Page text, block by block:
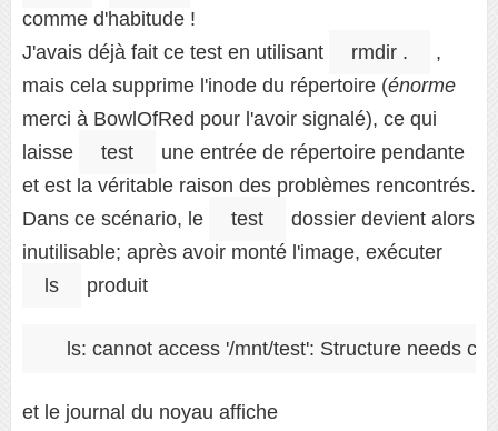
comme d'habitude !
J'avais déjà fait ce test en utilisant
rmdir .
,
mais cela supprime l'inode du répertoire (énorme
merci à BowlOfRed pour l'avoir signalé), ce qui
laisse
test
une entrée de répertoire pendante
et est la véritable raison des problèmes rencontrés.
Dans ce scénario, le
test
dossier devient alors
inutilisable; après avoir monté l'image, exécuter
ls
produit
et le journal du noyau affiche